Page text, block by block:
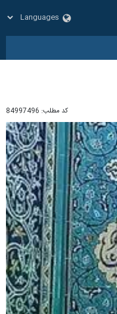
کد مطلب: 84997496